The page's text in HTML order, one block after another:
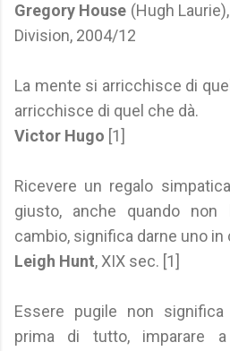
Gregory House (Hugh
Division, 2004/12
La mente si arricchisce di
arricchisce di quel che dà.
Victor Hugo [1]
Ricevere un regalo
giusto, anche quando
cambio, significa darne uno in
Leigh Hunt, XIX sec. [1]
Essere pugile non
prima di tutto, imparare